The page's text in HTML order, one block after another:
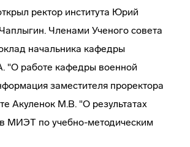
ректор института Юрий
Членами Ученого совета
начальника кафедры
"О работе кафедры военной
заместителя проректора
Акуленок М.В. "О результатах
МИЭТ по учебно-методическим